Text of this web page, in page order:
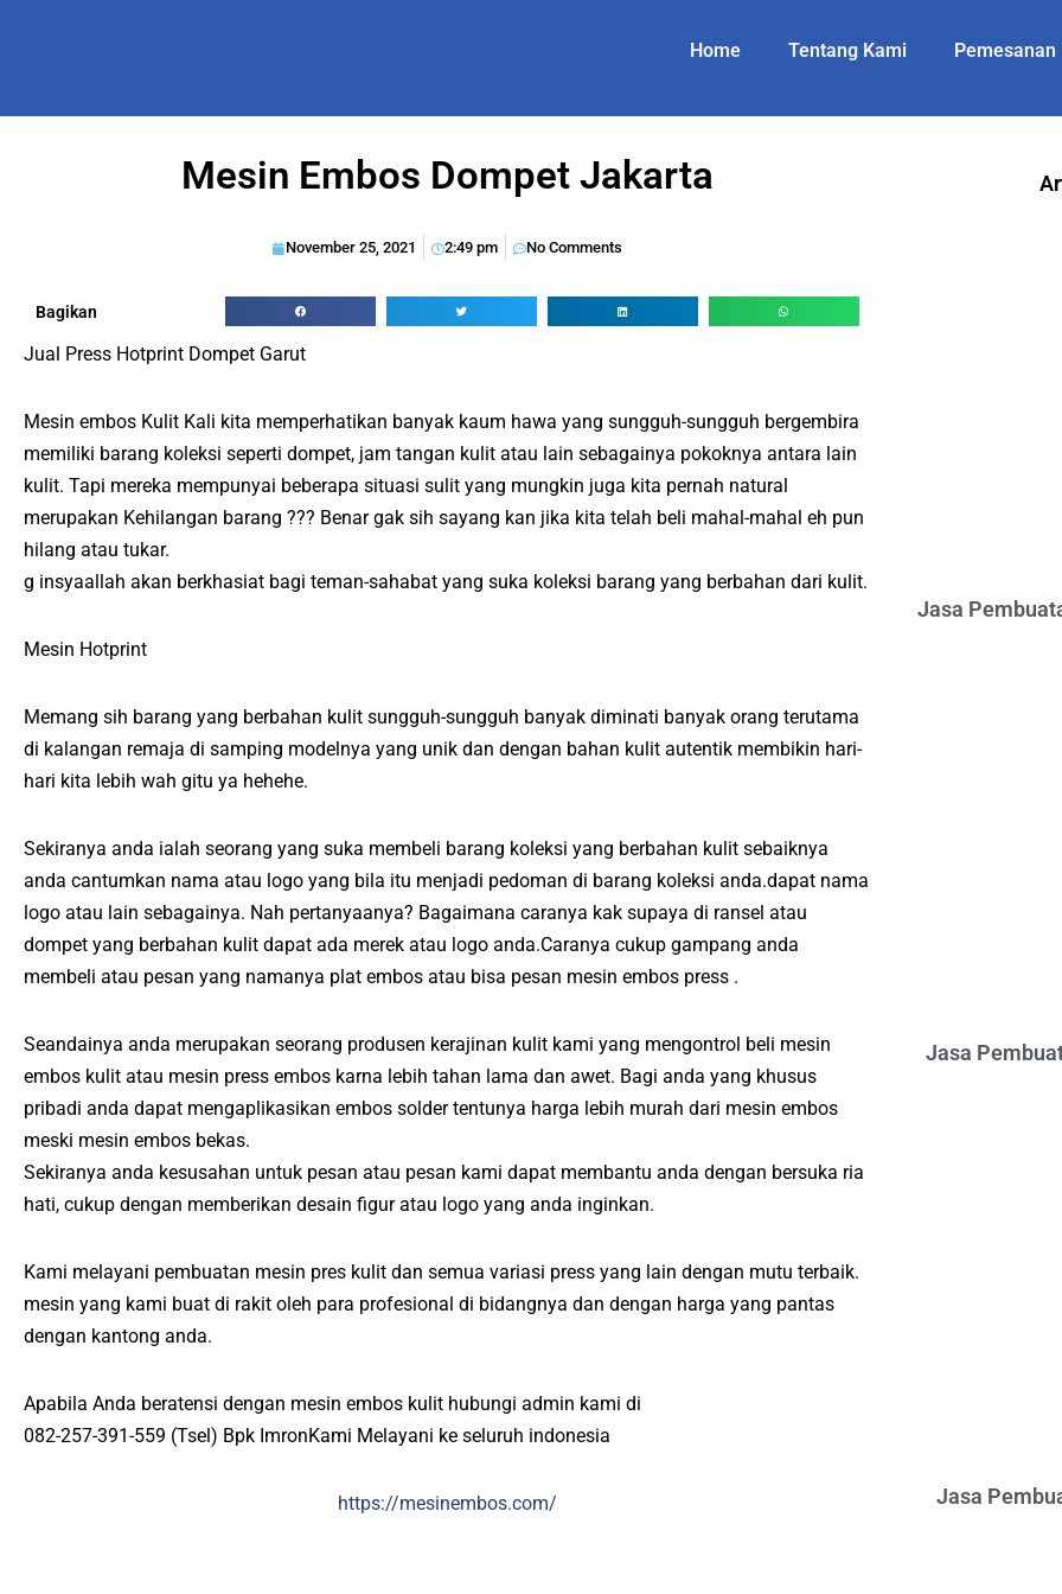
Home Tentang Kami Pemesanan
Mesin Embos Dompet Jakarta
November 25, 2021 2:49 pm No Comments
Bagikan
Jual Press Hotprint Dompet Garut
Mesin embos Kulit Kali kita memperhatikan banyak kaum hawa yang sungguh-sungguh bergembira
memiliki barang koleksi seperti dompet, jam tangan kulit atau lain sebagainya pokoknya antara lain
kulit. Tapi mereka mempunyai beberapa situasi sulit yang mungkin juga kita pernah natural
merupakan Kehilangan barang ??? Benar gak sih sayang kan jika kita telah beli mahal-mahal eh pun
hilang atau tukar.
g insyaallah akan berkhasiat bagi teman-sahabat yang suka koleksi barang yang berbahan dari kulit.
Mesin Hotprint
Memang sih barang yang berbahan kulit sungguh-sungguh banyak diminati banyak orang terutama
di kalangan remaja di samping modelnya yang unik dan dengan bahan kulit autentik membikin hari-
hari kita lebih wah gitu ya hehehe.
Sekiranya anda ialah seorang yang suka membeli barang koleksi yang berbahan kulit sebaiknya
anda cantumkan nama atau logo yang bila itu menjadi pedoman di barang koleksi anda.dapat nama
logo atau lain sebagainya. Nah pertanyaanya? Bagaimana caranya kak supaya di ransel atau
dompet yang berbahan kulit dapat ada merek atau logo anda.Caranya cukup gampang anda
membeli atau pesan yang namanya plat embos atau bisa pesan mesin embos press .
Seandainya anda merupakan seorang produsen kerajinan kulit kami yang mengontrol beli mesin
embos kulit atau mesin press embos karna lebih tahan lama dan awet. Bagi anda yang khusus
pribadi anda dapat mengaplikasikan embos solder tentunya harga lebih murah dari mesin embos
meski mesin embos bekas.
Sekiranya anda kesusahan untuk pesan atau pesan kami dapat membantu anda dengan bersuka ria
hati, cukup dengan memberikan desain figur atau logo yang anda inginkan.
Kami melayani pembuatan mesin pres kulit dan semua variasi press yang lain dengan mutu terbaik.
mesin yang kami buat di rakit oleh para profesional di bidangnya dan dengan harga yang pantas
dengan kantong anda.
Apabila Anda beratensi dengan mesin embos kulit hubungi admin kami di
082-257-391-559 (Tsel) Bpk ImronKami Melayani ke seluruh indonesia
https://mesinembos.com/
Jasa
Jasa
Jasa